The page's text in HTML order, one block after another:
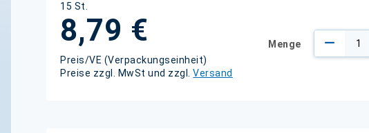
15 St.
8,79 €
Preis/VE (Verpackungseinheit)
Preise zzgl. MwSt und zzgl.Versand
Menge